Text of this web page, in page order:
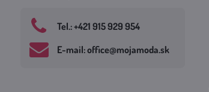
Tel​.: +421 915 929 954
E-mail: office​@mojamoda​.sk